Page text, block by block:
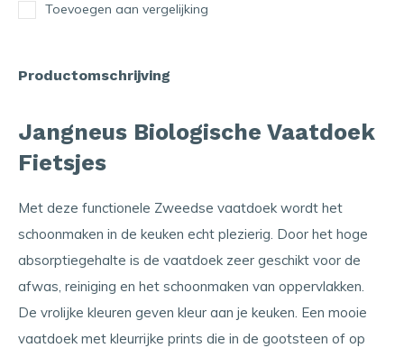
Toevoegen aan vergelijking
Productomschrijving
Jangneus Biologische Vaatdoek
Fietsjes
Met deze functionele Zweedse vaatdoek wordt het
schoonmaken in de keuken echt plezierig. Door het hoge
absorptiegehalte is de vaatdoek zeer geschikt voor de
afwas, reiniging en het schoonmaken van oppervlakken.
De vrolijke kleuren geven kleur aan je keuken. Een mooie
vaatdoek met kleurrijke prints die in de gootsteen of op